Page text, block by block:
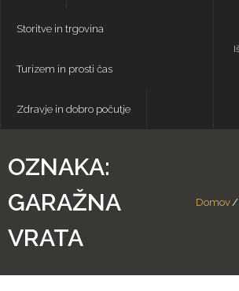
Storitve in trgovina
Turizem in prosti čas
Zdravje in dobro počutje
OZNAKA:
GARAŽNA
VRATA
Domov/